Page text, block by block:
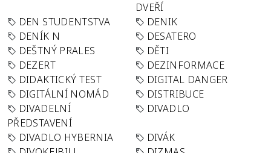
DVEŘÍ
DEN STUDENTSTVA
DENIK
DENÍK N
DESATERO
DEŠTNÝ PRALES
DĚTI
DEZERT
DEZINFORMACE
DIDAKTICKÝ TEST
DIGITAL DANGER
DIGITÁLNÍ NOMÁD
DISTRIBUCE
DIVADELNÍ
PŘEDSTAVENÍ
DIVADLO
DIVADLO HYBERNIA
DIVÁK